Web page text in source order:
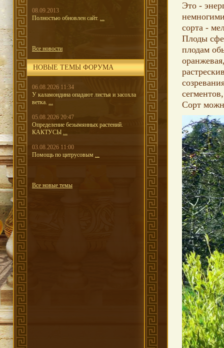
08.09.2013
Полностью обновлен сайт. ...
Все новости
НОВЫЕ ТЕМЫ ФОРУМА
06.08.2026 11:34
У каламондина опадают листья и засохла
ветка. ...
05.08.2026 20:47
Определение безымянных растений.
КАКТУСЫ ...
03.08.2026 11:00
Помощь по цитрусовым ...
Все новые темы
Это -
сорта -
Плоды
плодам
Сорт